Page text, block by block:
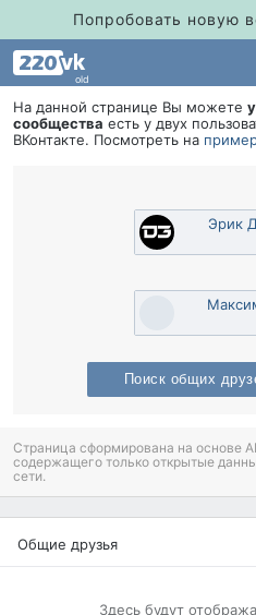
Попробовать новую
old
На данной странице Вы можете
сообщества есть у двух
Контакте. Посмотреть на
Эрик
Поиск общих
Страница сформирована на основе
содержащего только открытые
сети.
Общие друзья
Здесь будут